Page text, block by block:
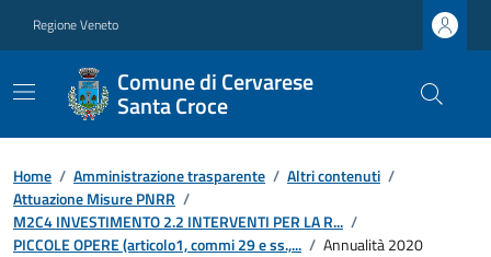
Regione Veneto
Comune di Cervarese
Santa Croce
Home / Amministrazione trasparente / Altri contenuti /
Attuazione Misure PNRR /
M2C4 INVESTIMENTO 2.2 INTERVENTI PER LA R... /
PICCOLE OPERE (articolo1, commi 29 e ss.,... / Annualità 2020